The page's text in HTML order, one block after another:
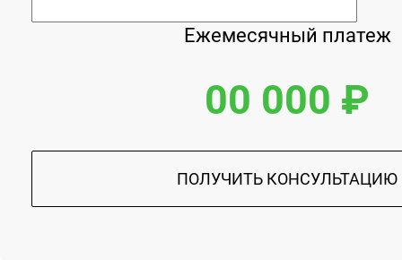
Ежемесячный платеж
00 000 ₽
ПОЛУЧИТЬ КОНСУЛЬТАЦИЮ